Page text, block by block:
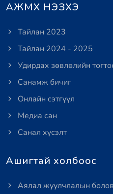
АЖМХ НЭЗХЭ
Тайлан 2023
Тайлан 2024 - 2025
Удирдах зөвлөлийн
Санамж бичиг
Онлайн сэтгүүл
Медиа сан
Санал хүсэлт
Ашигтай холбоос
Аялал жуулчлалын